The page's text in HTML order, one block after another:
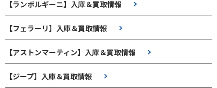
【ランボルギーニ】入庫＆買取情報
【フェラーリ】入庫＆買取情報
【アストンマーティン】入庫＆買取情報
【ジープ】入庫＆買取情報